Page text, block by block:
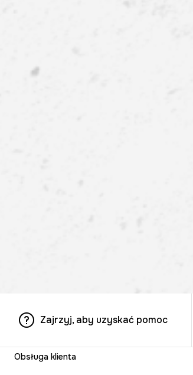
Zajrzyj, aby uzyskać pomoc
Obsługa klienta